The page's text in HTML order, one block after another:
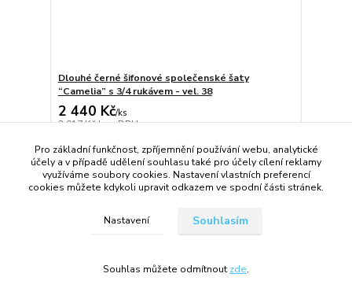
Dlouhé černé šifonové společenské šaty
“Camelia” s 3/4 rukávem - vel. 38
2 440 Kč/ks
2 017 Kčbez DPH
Přidat do košíku
Pro základní funkčnost, zpříjemnění používání webu, analytické
účely a v případě udělení souhlasu také pro účely cílení reklamy
využíváme soubory cookies. Nastavení vlastních preferencí
cookies můžete kdykoli upravit odkazem ve spodní části stránek.
Nastavení Souhlasím
Souhlas můžete odmítnout zde.